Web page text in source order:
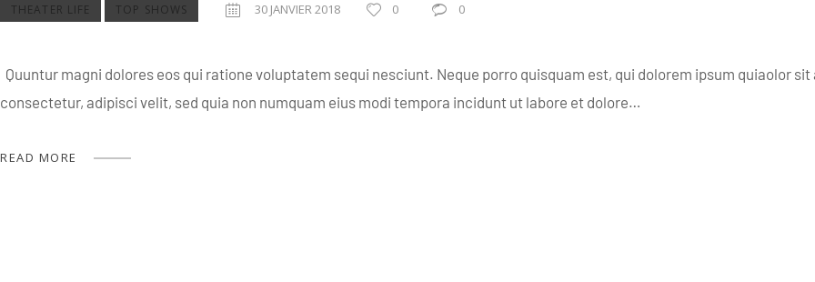
THEATER LIFE TOP SHOWS 30 JANVIER 2018 0 0
Quuntur magni dolores eos qui ratione voluptatem sequi nesciunt. Neque porro quisquam est, qui dolorem ipsum quiaolor sit
consectetur, adipisci velit, sed quia non numquam eius modi tempora incidunt ut labore et dolore…
READ MORE